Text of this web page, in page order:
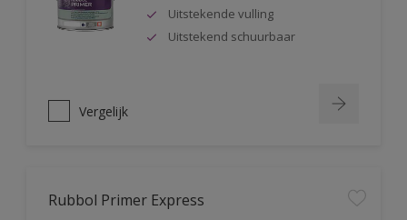
Uitstekende vulling
Uitstekend schuurbaar
Vergelijk
Rubbol Primer Express